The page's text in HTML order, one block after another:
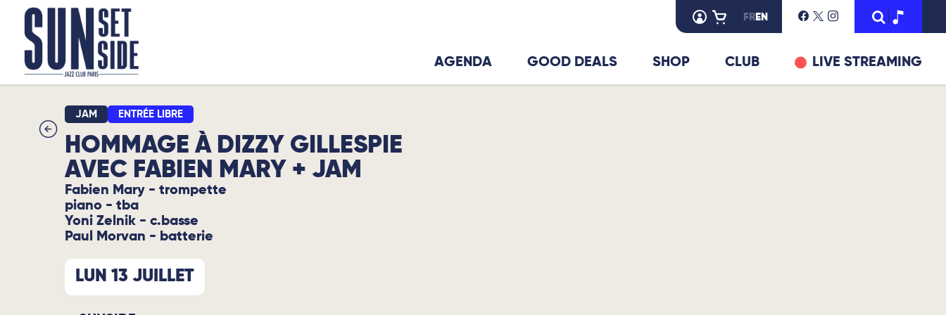
AGENDA GOOD DEALS SHOP CLUB LIVE STREAMING
FR EN
JAM ENTRÉE LIBRE
HOMMAGE À DIZZY GILLESPIE
AVEC FABIEN MARY + JAM
Fabien Mary - trompette
piano - tba
Yoni Zelnik - c.basse
Paul Morvan - batterie
LUN 13 JUILLET